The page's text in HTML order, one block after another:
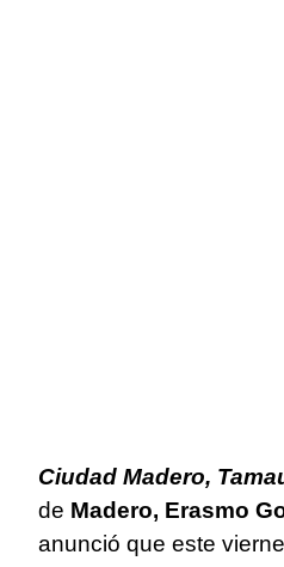
Ciudad Madero,
de Madero, Erasmo
anunció que este